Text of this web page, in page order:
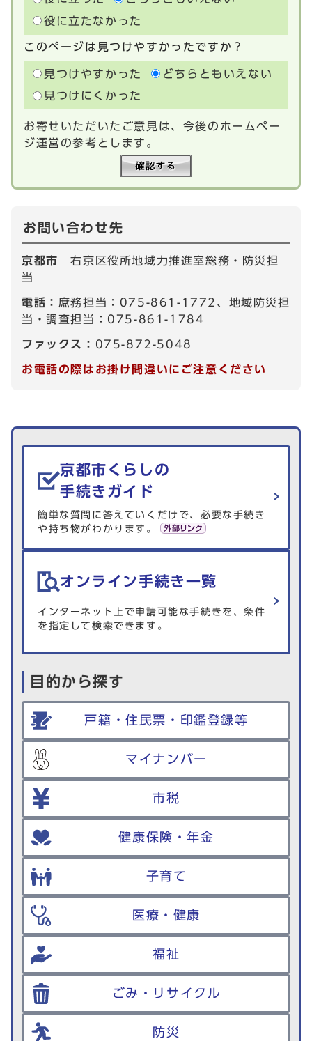
役に立たなかった
このページは見つけやすかったですか？
見つけやすかった
どちらともいえない
見つけにくかった
お寄せいただいたご意見は、今後のホームペー
ジ運営の参考とします。
お問い合わせ先
京都市右京区役所地域力推進室総務・防災担
当
電話： 庶務担当：075-861-1772、地域防災担
当・調査担当：075-861-1784
ファックス： 075-872-5048
お電話の際はお掛け間違いにご注意ください
生活情報を探す
京都市くらしの
手続きガイド
簡単な質問に答えていくだけで、必要な手続き
や持ち物がわかります。
オンライン手続き一覧
インターネット上で申請可能な手続きを、条件
を指定して検索できます。
目的から探す
戸籍・住民票・印鑑登録等
マイナンバー
市税
健康保険・年金
子育て
医療・健康
福祉
ごみ・リサイクル
防災